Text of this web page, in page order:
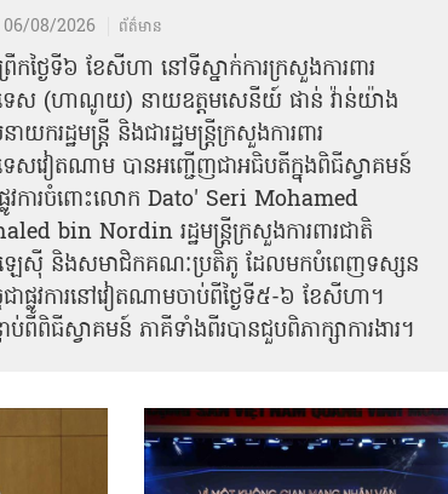
06/08/2026 ព័ត៌មាន
រឹកថ្ងៃទី៦ ខែសីហា នៅទីស្នាក់ការក្រសួងការពារ
េស (ហាណូយ) នាយឧត្តមសេនីយ៍ ផាន់ វ៉ាន់យ៉ាង
ាយករដ្ឋមន្ត្រី និងជារដ្ឋមន្ត្រីក្រសួងការពារ
េសវៀតណាម បានអញ្ជើញជាអធិបតីក្នុងពិធីស្វាគមន៍
លូវការ​ចំពោះលោក Dato' Seri Mohamed
bin Nordin រដ្ឋមន្ត្រីក្រសួងការពារជាតិ
េស៊ី និងសមាជិកគណៈប្រតិភូ ដែលមកបំពេញទស្សន
ជាផ្លូវការនៅវៀតណាមចាប់ពីថ្ងៃទី៥-៦ ខែសីហា។
ាប់ពីពិធីស្វាគមន៍ ភាគីទាំងពីរបានជួបពិភាក្សាការងារ​។